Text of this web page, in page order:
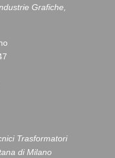
Grafiche,
Trasformatori
di Milano